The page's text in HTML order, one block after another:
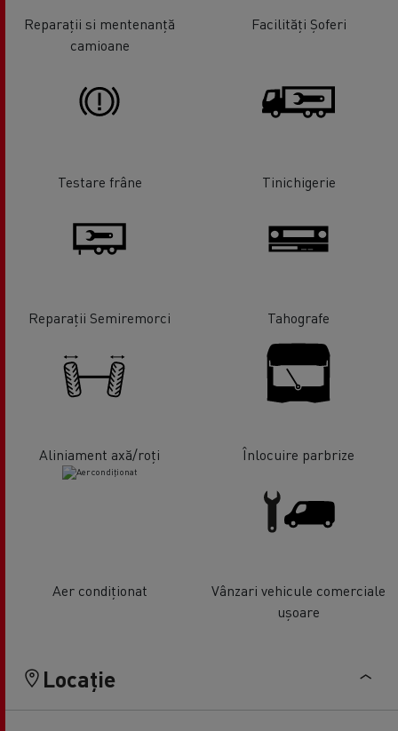
Reparații si mentenanță
camioane
Facilități Șoferi
Testare frâne Tinichigerie
Reparații Semiremorci Tahografe
Aliniament axă/roți Înlocuire parbrize
Aer condiționat
Vânzari vehicule comerciale
ușoare
Locație